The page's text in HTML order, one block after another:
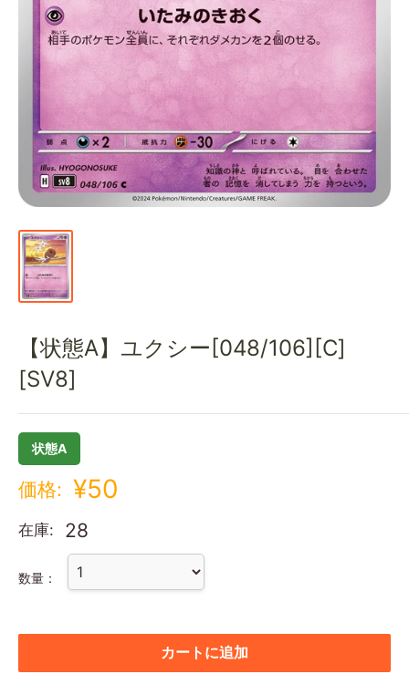
部
【状態A】ユクシー[048/106][C]
[SV8]
状態A
価格: ¥50
在庫: 28
数量：
カートに追加